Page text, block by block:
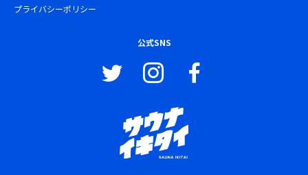
プライバシーポリシー
公式SNS